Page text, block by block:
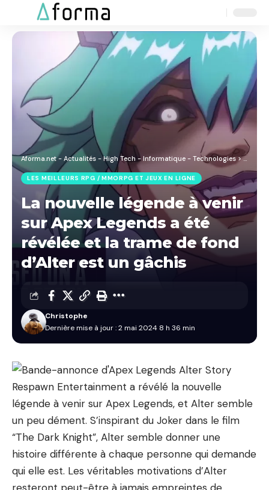
Resizer
Aforma.net - Actualités - High Tech - Informatique - Technologies>Blog
LES MEILLEURS RPG / MMORPG ET JEUX EN LIGNE
La nouvelle légende à venir
sur Apex Legends a été
révélée et la trame de fond
d’Alter est un gâchis
Dernière mise à jour : 2 mai 2024 8 h 36 min
Christophe
Respawn Entertainment a révélé la nouvelle
légende à venir sur Apex Legends, et Alter semble
un peu dément. S’inspirant du Joker dans le film
“The Dark Knight”, Alter semble donner une
histoire différente à chaque personne qui demande
qui elle est. Les véritables motivations d’Alter